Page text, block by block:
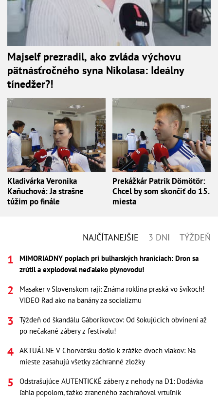
Majself prezradil, ako zvláda výchovu
pätnásťročného syna Nikolasa: Ideálny
tínedžer?!
Kladivárka Veronika
Kaňuchová: Ja strašne
túžim po finále
Prekážkár Patrik Dömötör:
Chcel by som skončiť do 15.
miesta
NAJČÍTANEJŠIE 3 DNI TÝŽDEŇ
MIMORIADNY poplach pri bulharských hraniciach: Dron sa
zrútil a explodoval neďaleko plynovodu!
Masaker v Slovenskom raji: Známa roklina praská vo švíkoch!
VIDEO Rad ako na banány za socializmu
Týždeň od škandálu Gáboríkovcov: Od šokujúcich obvinení až
po nečakané zábery z festivalu!
AKTUÁLNE V Chorvátsku došlo k zrážke dvoch vlakov: Na
mieste zasahujú všetky záchranné zložky
Odstrašujúce AUTENTICKÉ zábery z nehody na D1: Dodávka
ľahla popolom, ťažko zraneného zachraňoval vrtuľník